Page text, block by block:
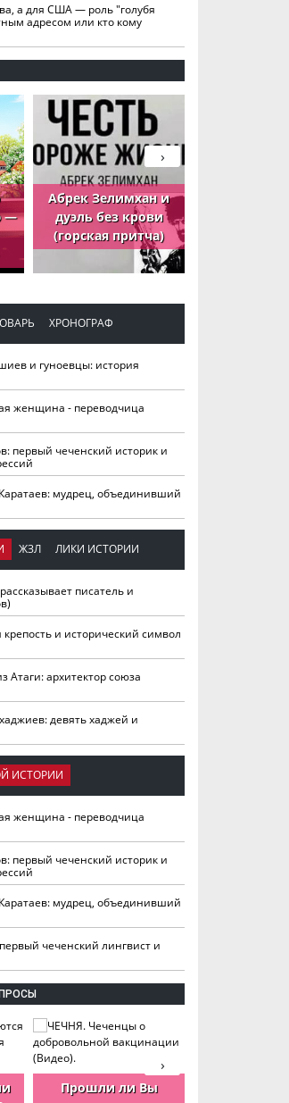
а для США — роль "голубя
адресом или кто кому
—
Абрек Зелимхан и
дуэль без крови
(горская притча)
›
ХРОНОГРАФ
и гуноевцы: история
женщина - переводчица
первый чеченский историк и
мудрец, объединивший
ЖЗЛ ЛИКИ ИСТОРИИ
писатель и
и исторический символ
архитектор союза
девять хаджей и
ИСТОРИИ
женщина - переводчица
первый чеченский историк и
мудрец, объединивший
чеченский лингвист и
Прошли ли Вы
›